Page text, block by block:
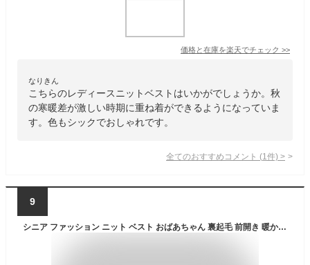
価格と在庫を楽天でチェック >>
なりきん
こちらのレディースニットベストはいかがでしょうか。秋
の寒暖差が激しい時期に重ね着ができるようになっていま
す。色もシックでおしゃれです。
全てのおすすめコメント (1 件) >
9
シニア ファッション ニット ベスト おばあちゃん 裏起毛 前開き 暖かい あったか レディース 4色 80代 70代 60代 90代 秋冬 グッズ プレゼント ギフト お誕生日 婦人服 女性 ハイミセス 祖母 お年寄り 老人 高齢者 大きいサイズ 寒さ対策 防寒アイテム